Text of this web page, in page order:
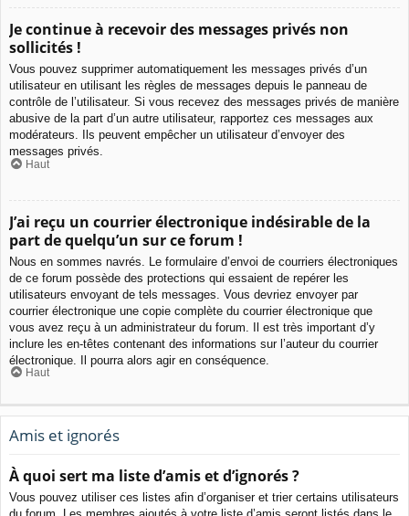
Je continue à recevoir des messages privés non
sollicités !
Vous pouvez supprimer automatiquement les messages privés d’un
utilisateur en utilisant les règles de messages depuis le panneau de
contrôle de l’utilisateur. Si vous recevez des messages privés de manière
abusive de la part d’un autre utilisateur, rapportez ces messages aux
modérateurs. Ils peuvent empêcher un utilisateur d’envoyer des
messages privés.
Haut
J’ai reçu un courrier électronique indésirable de la
part de quelqu’un sur ce forum !
Nous en sommes navrés. Le formulaire d’envoi de courriers électroniques
de ce forum possède des protections qui essaient de repérer les
utilisateurs envoyant de tels messages. Vous devriez envoyer par
courrier électronique une copie complète du courrier électronique que
vous avez reçu à un administrateur du forum. Il est très important d’y
inclure les en-têtes contenant des informations sur l’auteur du courrier
électronique. Il pourra alors agir en conséquence.
Haut
Amis et ignorés
À quoi sert ma liste d’amis et d’ignorés ?
Vous pouvez utiliser ces listes afin d’organiser et trier certains utilisateurs